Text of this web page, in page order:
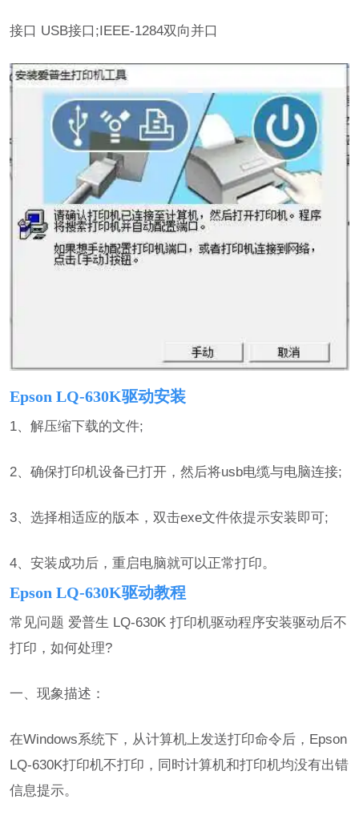
接口 USB接口;IEEE-1284双向并口
Epson LQ-630K驱动安装
1、解压缩下载的文件;
2、确保打印机设备已打开，然后将usb电缆与电脑连接;
3、选择相适应的版本，双击exe文件依提示安装即可;
4、安装成功后，重启电脑就可以正常打印。
Epson LQ-630K驱动教程
常见问题 爱普生 LQ-630K 打印机驱动程序安装驱动后不
打印，如何处理?
一、现象描述：
在Windows系统下，从计算机上发送打印命令后，Epson
LQ-630K打印机不打印，同时计算机和打印机均没有出错
信息提示。